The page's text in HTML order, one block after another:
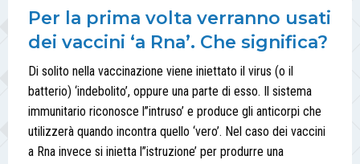
Per la prima volta verranno usati
dei vaccini ‘a Rna’. Che significa?
Di solito nella vaccinazione viene iniettato il virus (o il
batterio) ‘indebolito’, oppure una parte di esso. Il sistema
immunitario riconosce l’’intruso’ e produce gli anticorpi che
utilizzerà quando incontra quello ‘vero’. Nel caso dei vaccini
a Rna invece si inietta l’’istruzione’ per produrre una